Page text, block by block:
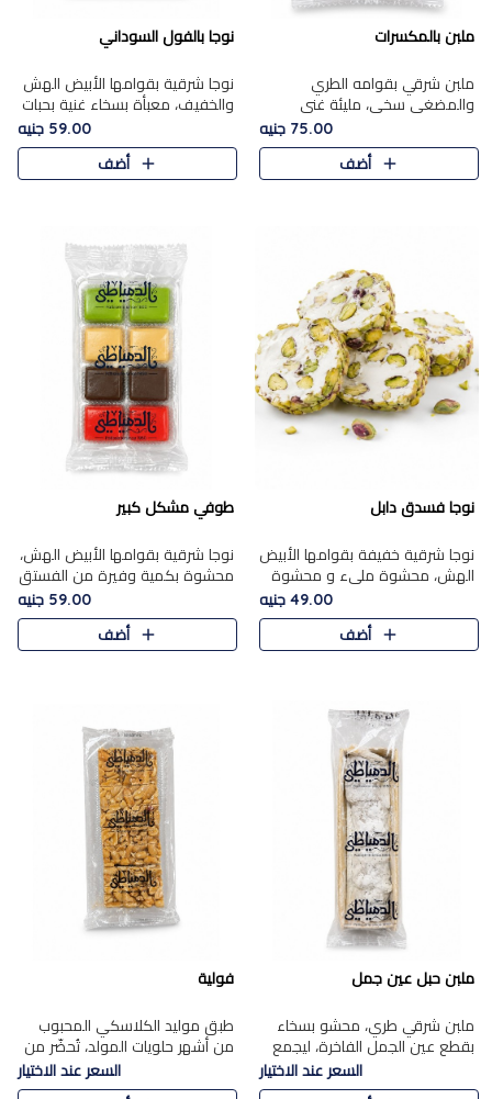
ملبن بالمكسرات
ملبن شرقي بقوامه الطري
والمضغي سخي، مليئة غني
بتشكيلة فاخرة من المكسرات
مشكلة المختارة التي تقدم تضيف
قرمشة مميزة مرضية ونكهة
75.00 جنيه
أضف
نوجا بالفول السوداني
نوجا شرقية بقوامها الأبيض الهش
والخفيف، معبأة بسخاء غنية بحبات
الفول السوداني المحمص التي
يقدم تضيف قرمشة مميزة مرضية
وتوازنًا رائعًا مع حلا..
59.00 جنيه
أضف
نوجا فسدق دابل
نوجا شرقية خفيفة بقوامها الأبيض
الهش، محشوة مليء و محشوة
بـكمية وفيرة من الفستق الفاخر
لتمنحك نكهة مكسرات غنية
وقرمشة مميزة في كل قطعة و
49.00 جنيه
أضف
طوفي مشكل كبير
نوجا شرقية بقوامها الأبيض الهش،
محشوة بكمية وفيرة من الفستق
الفاخر لتمنحك نكهة غنية وقرمشة
مميزة في كل قطعة، لتجربة تجمع
بين الفخامة والمذاق..
59.00 جنيه
أضف
ملبن حبل عين جمل
ملبن شرقي طري، محشو بسخاء
بقطع عين الجمل الفاخرة، ليجمع
بين القوام الناعم وقرمشة الجوز
في مذاق شرقي أصيل.
السعر عند الاختيار
فولية
طبق موليد الكلاسكي المحبوب
من أشهر حلويات المولد، تُحضّر من
فول سوداني محمص بعناية
ومغلف بطبقة رقيقة من السكر
السعر عند الاختيار